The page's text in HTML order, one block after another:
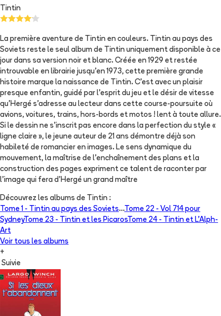
Tintin
La première aventure de Tintin en couleurs. Tintin au pays des
Soviets reste le seul album de Tintin uniquement disponible à ce
jour dans sa version noir et blanc. Créée en 1929 et restée
introuvable en librairie jusqu'en 1973, cette première grande
histoire marque la naissance de Tintin. C'est avec un plaisir
presque enfantin, guidé par l'esprit du jeu et le désir de vitesse
qu'Hergé s'adresse au lecteur dans cette course-poursuite où
avions, voitures, trains, hors-bords et motos ! lent à toute allure.
Si le dessin ne s'inscrit pas encore dans la perfection du style «
ligne claire », le jeune auteur de 21 ans démontre déjà son
habileté de romancier en images. Le sens dynamique du
mouvement, la maîtrise de l'enchaînement des plans et la
construction des pages expriment ce talent de raconter par
l'image qui fera d'Hergé un grand maître
Découvrez les albums de Tintin :
Tome 1 -
Tintin au pays des Soviets...Tome 22 - Vol 714 pour
SydneyTome 23 - Tintin et les PicarosTome 24 -
Tintin et L'Alph-
Art
Voir tous les albums
+
Suivie